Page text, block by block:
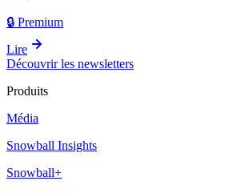
🔒 Premium
Lire
Découvrir les newsletters
Produits
Média
Snowball Insights
Snowball+